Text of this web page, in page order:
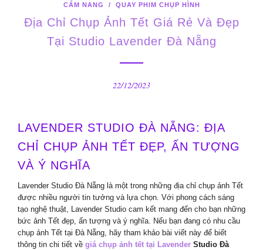
CẨM NANG / QUAY PHIM CHỤP HÌNH
Địa Chỉ Chụp Ảnh Tết Giá Rẻ Và Đẹp
Tại Studio Lavender Đà Nẵng
22/12/2023
LAVENDER STUDIO ĐÀ NẴNG: ĐỊA
CHỈ CHỤP ẢNH TẾT ĐẸP, ẤN TƯỢNG
VÀ Ý NGHĨA
Lavender Studio Đà Nẵng là một trong những địa chỉ chụp ảnh Tết
được nhiều người tin tưởng và lựa chọn. Với phong cách sáng
tạo nghệ thuật, Lavender Studio cam kết mang đến cho bạn những
bức ảnh Tết đẹp, ấn tượng và ý nghĩa. Nếu bạn đang có nhu cầu
chụp ảnh Tết tại Đà Nẵng, hãy tham khảo bài viết này để biết
thông tin chi tiết về giá chụp ảnh tết tại Lavender Studio Đà